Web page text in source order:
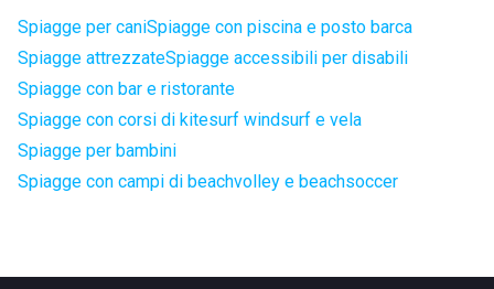
Spiagge per caniSpiagge con piscina e posto barca
Spiagge attrezzateSpiagge accessibili per disabili
Spiagge con bar e ristorante
Spiagge con corsi di kitesurf windsurf e vela
Spiagge per bambini
Spiagge con campi di beachvolley e beachsoccer